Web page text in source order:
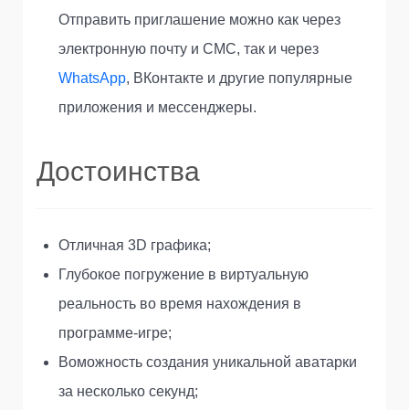
Отправить приглашение можно как через
электронную почту и СМС, так и через
WhatsApp, ВКонтакте и другие популярные
приложения и мессенджеры.
Достоинства
Отличная 3D графика;
Глубокое погружение в виртуальную
реальность во время нахождения в
программе-игре;
Воможность создания уникальной аватарки
за несколько секунд;